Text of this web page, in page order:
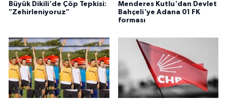
Büyük Dikili'de Çöp Tepkisi:
"Zehirleniyoruz"
Menderes Kutlu'dan Devlet
Bahçeli'ye Adana 01 FK
forması